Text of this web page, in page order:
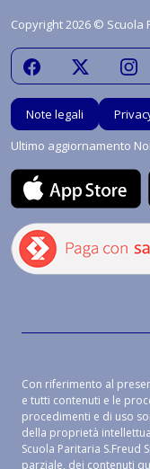
Copyright 2026 © Scuola
Note legali
Ultimo aggiornamento
Con riferimento al
e tutti contenuti e le
procedimenti e di uso
della proprietà
Scuola Paritaria S.Freud
parziale, dei contenuti